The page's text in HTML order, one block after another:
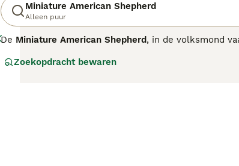
Miniature American Shepherd
Alleen puur
De Miniature American Shepherd, in de volksmond
fokkers de kleinste Australian Shepherds
Reuen hebben een schofthoogte van 36 tot 46 cm
kleuren zijn black, blue merle, red en red merle. De
vraagt wekelijks borstelen. Het is een energieke,
dagelijks veel beweging en mentale uitdaging nodig
Zoekopdracht bewaren